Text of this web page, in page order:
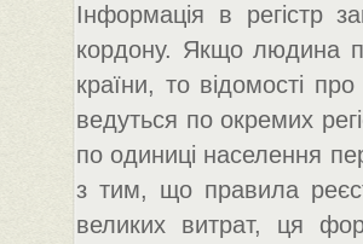
Інформація в регістр
кордону. Якщо людина
країни, то відомості
ведуться по окремих
по одиниці населення
з тим, що правила
великих витрат, ця